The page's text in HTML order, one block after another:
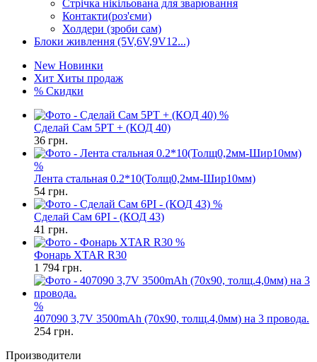
Стрічка нікільована для зварювання
Контакти(роз'єми)
Холдери (зроби сам)
Блоки живлення (5V,6V,9V12...)
New Новинки
Хит Хиты продаж
% Скидки
%
Сделай Сам 5PT + (КОД 40)
36 грн.
%
Лента стальная 0.2*10(Толщ0,2мм-Шир10мм)
54 грн.
%
Сделай Сам 6PI - (КОД 43)
41 грн.
%
Фонарь XTAR R30
1 794 грн.
%
407090 3,7V 3500mAh (70x90, толщ.4,0мм) на 3 провода.
254 грн.
Производители